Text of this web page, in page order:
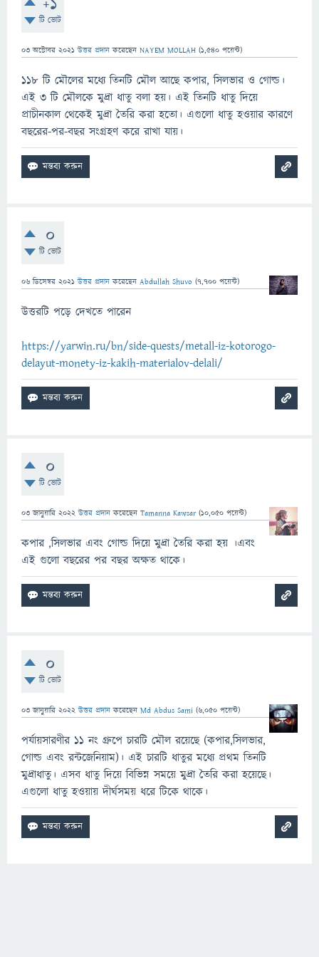
টি ভোট
03 অক্টোবর 2021 উত্তর প্রদান করেছেন NAYEM MOLLAH (1,540 পয়েন্ট)
১১৮ টি মৌলের মধ্যে তিনটি মৌল আছে কপার, সিলভার ও গোল্ড।
এই 3 টি মৌলকে মুদ্রা ধাতু বলা হয়। এই তিনটি ধাতু দিয়ে
প্রাচীনকাল থেকেই মুদ্রা তৈরি করা হতো। এগুলো ধাতু হওয়ার কারণে
বছরের-পর-বছর সংগ্রহণ করে রাখা যায়।
0
টি ভোট
06 ডিসেম্বর 2021 উত্তর প্রদান করেছেন Abdullah Shuvo (7,700 পয়েন্ট)
উত্তরটি পড়ে দেখতে পারেন
https://yarwin.ru/bn/side-quests/metall-iz-kotorogo-
delayut-monety-iz-kakih-materialov-delali/
0
টি ভোট
03 জানুয়ারি 2022 উত্তর প্রদান করেছেন Tamanna Kawsar (10,050 পয়েন্ট)
কপার ,সিলভার এবং গোল্ড দিয়ে মুদ্রা তৈরি করা হয় ।এবং
এই গুলো বছরের পর বছর অক্ষত থাকে।
0
টি ভোট
03 জানুয়ারি 2022 উত্তর প্রদান করেছেন Md Abdus Sami (6,050 পয়েন্ট)
পর্যায়সারণীর ১১ নং গ্রুপে চারটি মৌল রয়েছে (কপার,সিলভার,
গোল্ড এবং রন্টজেনিয়াম)। এই চারটি ধাতুর মধ্যে প্রথম তিনটি
মুদ্রাধাতু। এসব ধাতু দিয়ে বিভিন্ন সময়ে মুদ্রা তৈরি করা হয়েছে।
এগুলো ধাতু হওয়ায় দীর্ঘসময় ধরে টিকে থাকে।